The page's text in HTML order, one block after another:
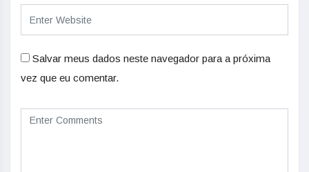
Salvar meus dados neste navegador para a próxima
vez que eu comentar.